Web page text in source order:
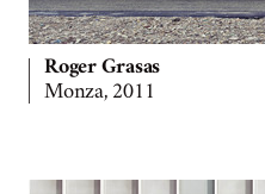
Roger Grasas
Monza, 2011